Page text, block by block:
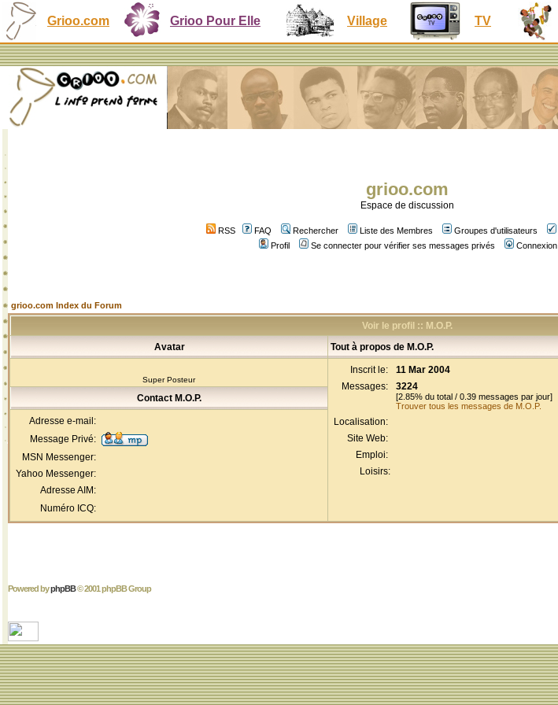
Grioo.com Grioo Pour Elle Village TV
grioo.com
Espace de discussion
RSS FAQ Rechercher Liste des Membres Groupes d'utilisateurs
Profil
Se connecter pour vérifier ses messages privés Connexion
grioo.com Index du Forum
Voir le profil :: M.O.P.
Avatar
Tout à propos de M.O.P.
Super Posteur
Inscrit le:
11 Mar 2004
Messages:
3224
[2.85% du total / 0.39 messages par jour]
Trouver tous les messages de M.O.P.
Localisation:
Site Web:
Emploi:
Loisirs:
Contact M.O.P.
Adresse e-mail:
Message Privé:
MSN Messenger:
Yahoo Messenger:
Adresse AIM:
Numéro ICQ:
Powered byphpBB© 2001 phpBB Group